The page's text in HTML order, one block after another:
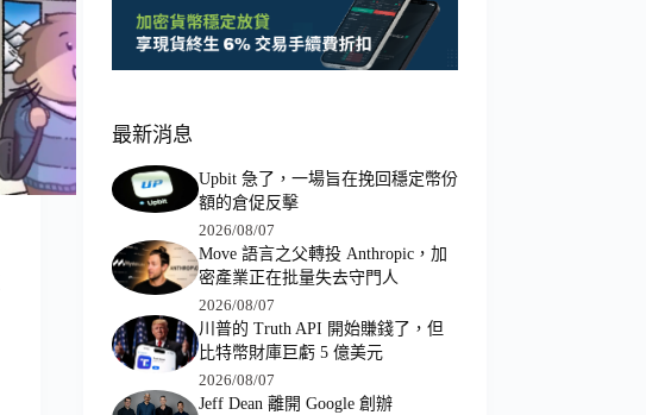
最新消息
Upbit 急了，一場旨在挽回穩定幣份
額的倉促反擊
2026/08/07
Move 語言之父轉投 Anthropic，加
密產業正在批量失去守門人
2026/08/07
川普的 Truth API 開始賺錢了，但
比特幣財庫巨虧 5 億美元
2026/08/07
Jeff Dean 離開 Google 創辦